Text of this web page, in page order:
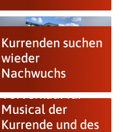
Kurrenden suchen
wieder
Nachwuchs
Vorverkauf für
Musical der
Kurrende und des